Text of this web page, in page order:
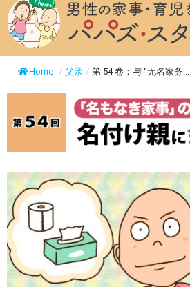
Home / 父亲 / 第 54 卷：与 “无名家务...